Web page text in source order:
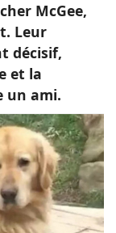
McGee,
Leur
décisif,
et la
un ami.